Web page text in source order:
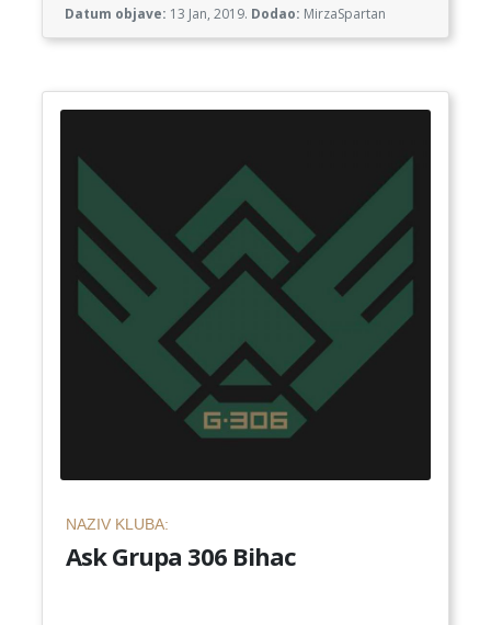
Datum objave: 13 Jan, 2019. Dodao: MirzaSpartan
NAZIV KLUBA:
Ask Grupa 306 Bihac